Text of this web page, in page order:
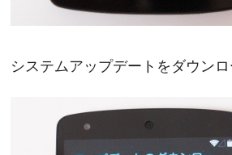
システムアップデートをダウンロ